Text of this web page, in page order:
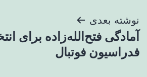
نوشته بعدی
آمادگی فتح‌الله‌زاده برای
فدراسیون فوتبال